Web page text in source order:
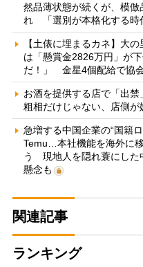
然品薄状態が続くが、模
れ 「選別が本格化する時
【土俵に埋まるカネ】大
は「懸賞金2826万円」が
だ！」 金星4個配給で協
お酒を提供する店で「出
粗相だけじゃない、店側が
急増する中国企業の“国籍
Temu…本社機能を海外に
う 現地人を隠れ蓑にした
懸念も
関連記事
ランキング